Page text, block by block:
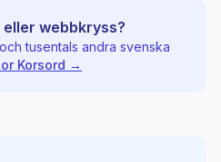
webbkryss?
tusentals andra svenska
Korsord →